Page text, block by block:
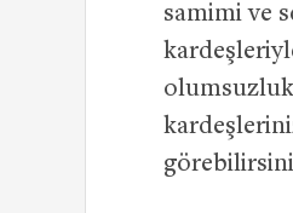
samimi ve